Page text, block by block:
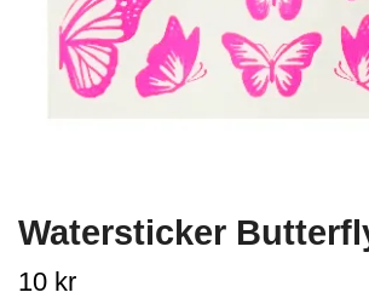
Watersticker
10 kr